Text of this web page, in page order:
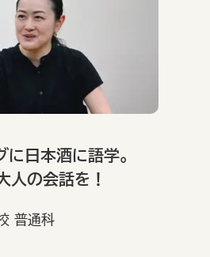
に日本酒に語学。
人の会話を！
普通科